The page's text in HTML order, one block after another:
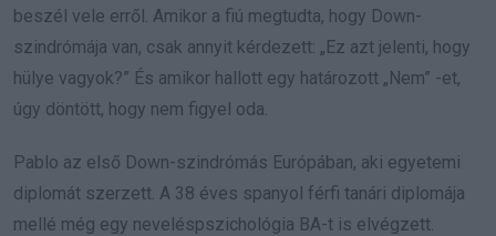
beszél vele erről. Amikor a fiú megtudta, hogy Down-
szindrómája van, csak annyit kérdezett: „Ez azt jelenti, hogy
hülye vagyok?” És amikor hallott egy határozott „Nem” -et,
úgy döntött, hogy nem figyel oda.
Pablo az első Down-szindrómás Európában, aki egyetemi
diplomát szerzett. A 38 éves spanyol férfi tanári diplomája
mellé még egy neveléspszichológia BA-t is elvégzett.